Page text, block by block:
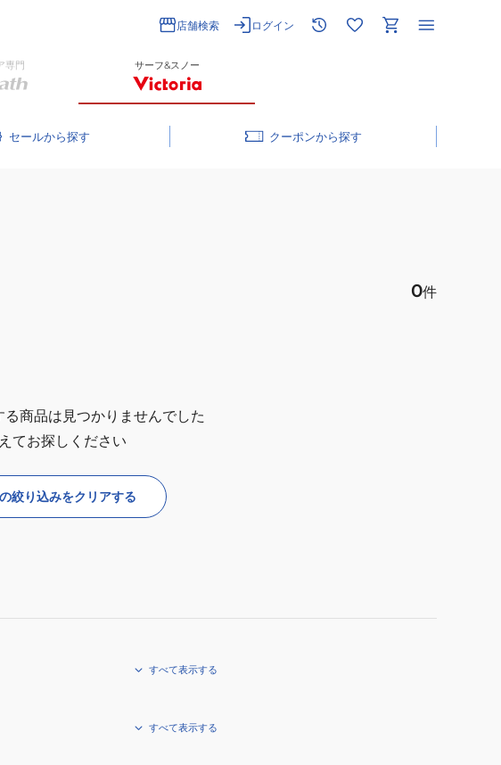
店舗検索 ログイン
専門 サーフ&スノー
セール クーポン
0件
商品は見つかりませんでした
てお探しください
絞り込みをクリアする
すべて表示する
すべて表示する